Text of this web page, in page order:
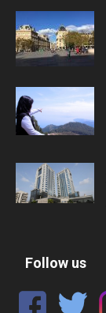
Follow us